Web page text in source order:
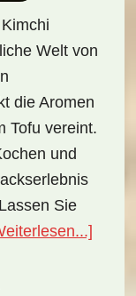
Welt von
die Aromen
Tofu vereint.
und
Sie